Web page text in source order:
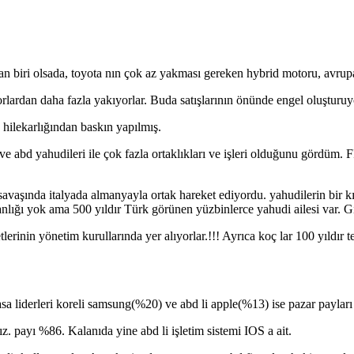
biri olsada, toyota nın çok az yakması gereken hybrid motoru,
daha fazla yakıyorlar. Buda satışlarının önünde engel
baskın yapılmış.
abd yahudileri ile çok fazla ortaklıkları ve işleri olduğunu
italyada almanyayla ortak hareket ediyordu. yahudilerin bir
yok ama 500 yıldır Türk görünen yüzbinlerce yahudi ailesi var.
yönetim kurullarında yer alıyorlar.!!! Ayrıca koç lar 100
liderleri koreli samsung(%20) ve abd li apple(%13) ise pazar
payı %86. Kalanıda yine abd li işletim sistemi IOS a ait.